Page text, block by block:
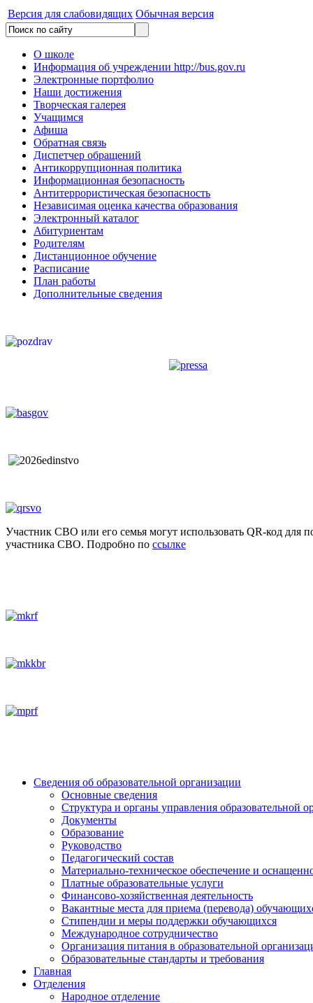
Версия для слабовидящих Обычная версия
О школе
Информация об учреждении http://bus.gov.ru
Электронные портфолио
Наши достижения
Творческая галерея
Учащимся
Афиша
Обратная связь
Диспетчер обращений
Антикоррупционная политика
Информационная безопасность
Антитеррористическая безопасность
Независимая оценка качества образования
Электронный каталог
Абитуриентам
Родителям
Дистанционное обучение
Расписание
План работы
Дополнительные сведения
Участник СВО или его семья могут использовать QR-код для
участника СВО. Подробно по ссылке
Сведения об образовательной организации
Основные сведения
Структура и органы управления образовательной
Документы
Образование
Руководство
Педагогический состав
Материально-техническое обеспечение и
Платные образовательные услуги
Финансово-хозяйственная деятельность
Вакантные места для приема (перевода)
Стипендии и меры поддержки обучающихся
Международное сотрудничество
Организация питания в образовательной
Образовательные стандарты и требования
Главная
Отделения
Народное отделение